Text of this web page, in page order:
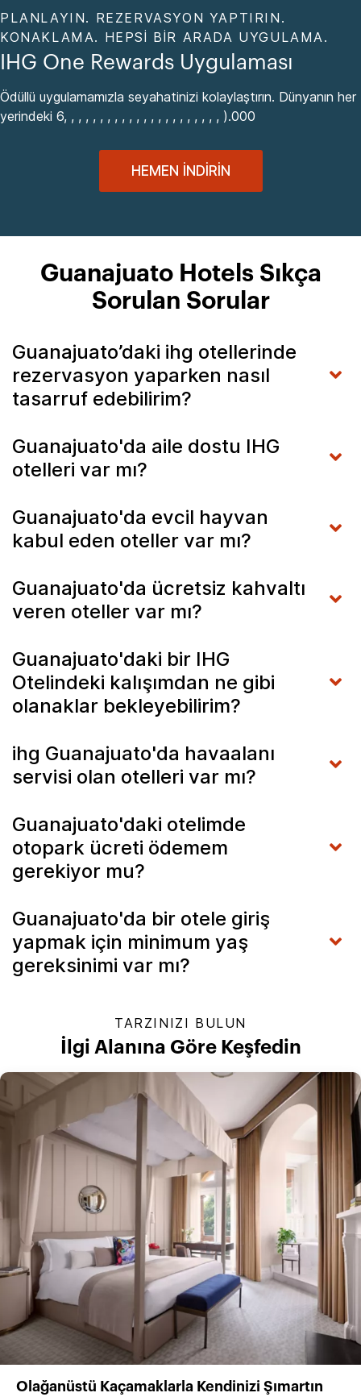
PLANLAYIN. REZERVASYON YAPTIRIN.
KONAKLAMA. HEPSI BIR ARADA UYGULAMA.
IHG One Rewards Uygulaması
Ödüllü uygulamamızla seyahatinizi kolaylaştırın. Dünyanın her
yerindeki 6, , , , , , , , , , , , , , , , , , , , , , ).000
HEMEN İNDIRIN
Guanajuato Hotels Sıkça
Sorulan Sorular
Guanajuato’daki ihg otellerinde
rezervasyon yaparken nasıl
tasarruf edebilirim?
Guanajuato'da aile dostu IHG
otelleri var mı?
Guanajuato'da evcil hayvan
kabul eden oteller var mı?
Guanajuato'da ücretsiz kahvaltı
veren oteller var mı?
Guanajuato'daki bir IHG
Otelindeki kalışımdan ne gibi
olanaklar bekleyebilirim?
ihg Guanajuato'da havaalanı
servisi olan otelleri var mı?
Guanajuato'daki otelimde
otopark ücreti ödemem
gerekiyor mu?
Guanajuato'da bir otele giriş
yapmak için minimum yaş
gereksinimi var mı?
TARZINIZI BULUN
İlgi Alanına Göre Keşfedin
Olağanüstü Kaçamaklarla Kendinizi Şımartın